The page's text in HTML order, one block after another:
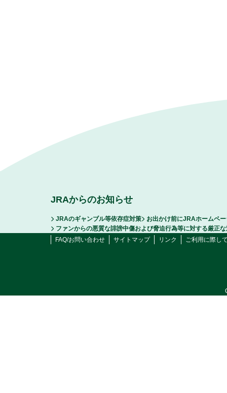
JRAからのお知らせ
JRAのギャンブル等依存症対策
お出かけ前にJRAホームペ
ファンからの悪質な誹謗中傷および脅迫行為等に対する厳正
FAQ/お問い合わせ
サイトマップ リンク ご利用に際し